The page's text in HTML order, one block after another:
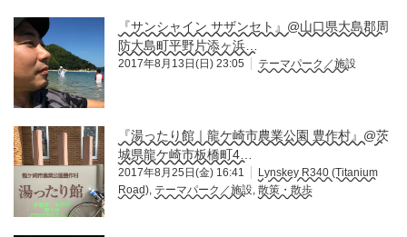
『サンシャイン サザンセト』@山口県大島郡周
防大島町平野片添ヶ浜…
2017年8月13日(日) 23:05 テーマパーク／施設
『湯ったり館｜龍ケ崎市農業公園 豊作村』@茨
城県龍ケ崎市板橋町4…
2017年8月25日(金) 16:41
Lynskey R340 (Titanium
Road), テーマパーク／施設, 散策・散歩